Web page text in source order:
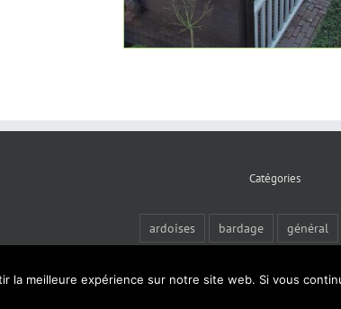
Catégories
ardoises bardage général
la meilleure expérience sur notre site web. Si vous